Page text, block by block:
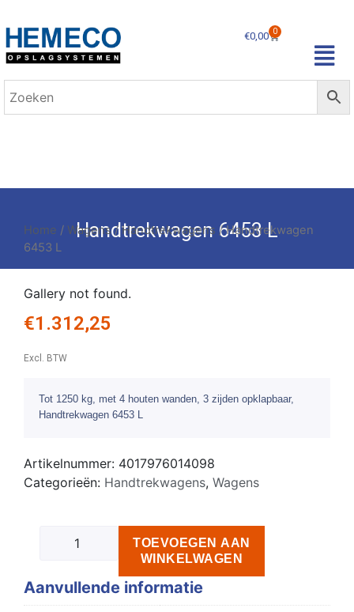
€0,00 0
Handtrekwagen 6453 L
Home / Wagens/ Handtrekwagens / Handtrekwagen
6453 L
Gallery not found.
€1.312,25
Excl. BTW
Tot 1250 kg, met 4 houten wanden, 3 zijden opklapbaar,
Handtrekwagen 6453 L
Artikelnummer: 4017976014098
Categorieën: Handtrekwagens, Wagens
TOEVOEGEN AAN
WINKELWAGEN
Aanvullende informatie